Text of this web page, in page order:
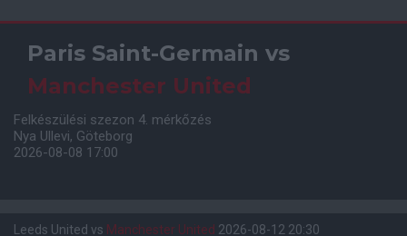
Paris Saint-Germain vs
Manchester United
Felkészülési szezon 4. mérkőzés
Nya Ullevi, Göteborg
2026-08-08 17:00
Leeds United vs Manchester United 2026-08-12 20:30